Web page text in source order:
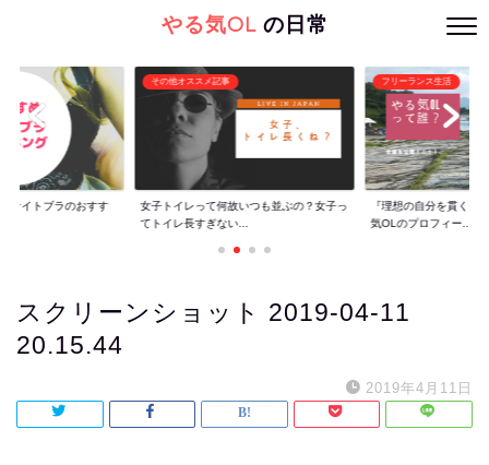
やる気OLの日常
ナイトブラのおすす
その他オススメ記事
女子トイレって何故いつも並ぶの？女子っ
てトイレ長すぎない...
フリーランス生活
『理想の自分を貫くた
気OLのプロフィー...
スクリーンショット 2019-04-11
20.15.44
2019年4月11日